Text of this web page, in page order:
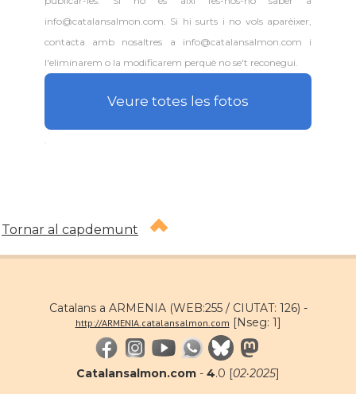
info@catalansalmon.com. Si hi surts i no vols aparèixer,
contacta amb nosaltres a info@catalansalmon.com i
l'eliminarem o la modificarem perquè no se't reconegui.
Veure totes les fotos
Tornar al capdemunt
Catalans a ARMENIA (WEB:255 / CIUTAT: 126) -
http://ARMENIA.catalansalmon.com [Nseg: 1]
Catalansalmon.com - 4.0 [02·2025]